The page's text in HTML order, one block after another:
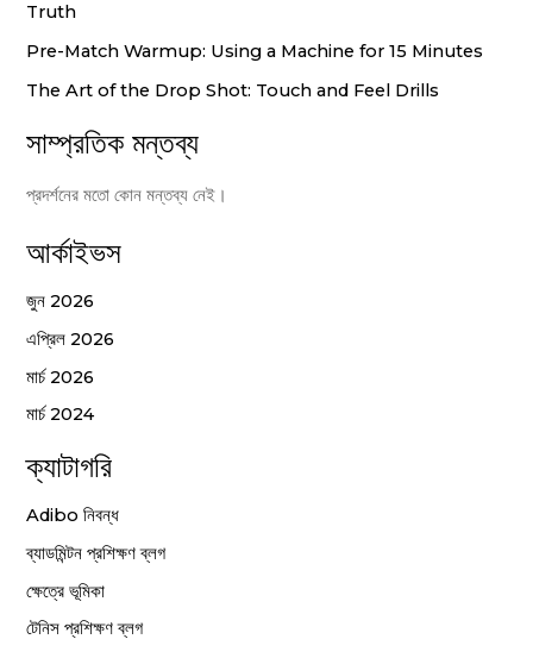
Truth
Pre-Match Warmup: Using a Machine for 15 Minutes
The Art of the Drop Shot: Touch and Feel Drills
সাম্প্রতিক মন্তব্য
প্রদর্শনের মতো কোন মন্তব্য নেই।
আর্কাইভস
জুন 2026
এপ্রিল 2026
মার্চ 2026
মার্চ 2024
ক্যাটাগরি
Adibo নিবন্ধ
ব্যাডমিন্টন প্রশিক্ষণ ব্লগ
ক্ষেত্রে ভূমিকা
টেনিস প্রশিক্ষণ ব্লগ